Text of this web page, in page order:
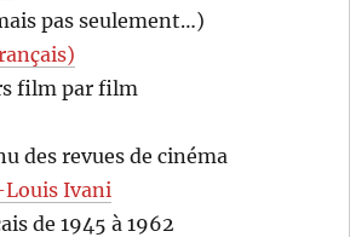
pas seulement…)
film par film
des revues de cinéma
Louis Ivani
de 1945 à 1962